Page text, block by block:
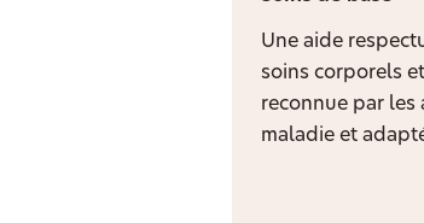
Une aide
soins corporels
reconnue par les
maladie et